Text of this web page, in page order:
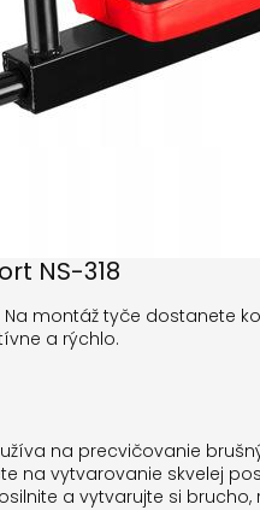
NS-318
montáž tyče dostanete
a rýchlo.
na precvičovanie
na vytvarovanie skvelej
a vytvarujte si